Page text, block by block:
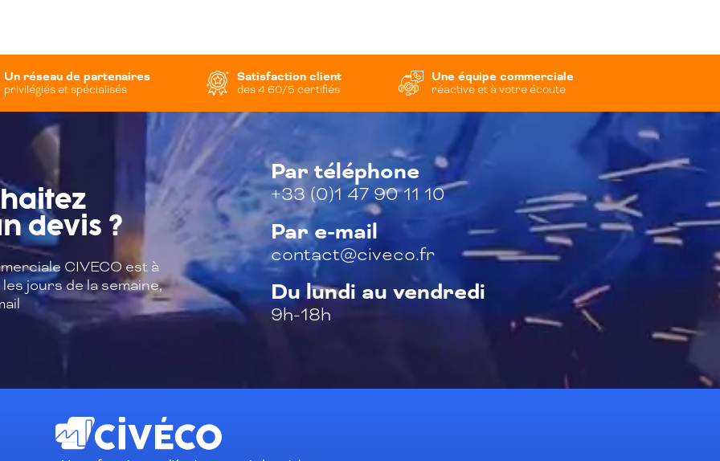
Un réseau de partenaires
privilégiés et spécialisés
Satisfaction client
des 4.60/5 certifiés
Une équipe commerciale
réactive et à votre écoute
devis ?
CIVECO est à
jours de la semaine,
Par téléphone
+33 (0)1 47 90 11 10
Par e-mail
contact@civeco.fr
Du lundi au vendredi
9h-18h